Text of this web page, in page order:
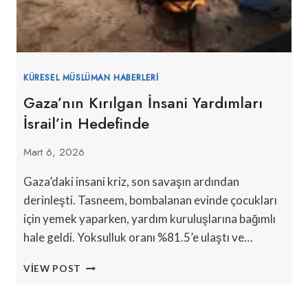
KÜRESEL MÜSLÜMAN HABERLERI
Gaza’nın Kırılgan İnsani Yardımları
İsrail’in Hedefinde
Mart 6, 2026
Gaza’daki insani kriz, son savaşın ardından
derinleşti. Tasneem, bombalanan evinde çocukları
için yemek yaparken, yardım kuruluşlarına bağımlı
hale geldi. Yoksulluk oranı %81.5’e ulaştı ve…
VIEW POST GAZA’NIN